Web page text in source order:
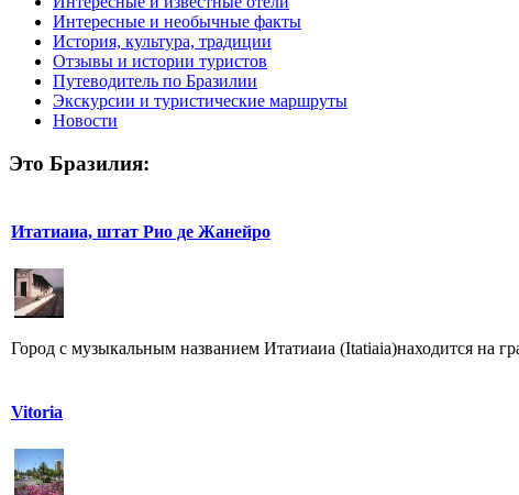
Интересные и необычные факты
История, культура, традиции
Отзывы и истории туристов
Путеводитель по Бразилии
Экскурсии и туристические маршруты
Новости
Это Бразилия:
Итатиаиа, штат Рио де Жанейро
Город с музыкальным названием Итатиаиа (Itatiaia)находится на
Vitoria